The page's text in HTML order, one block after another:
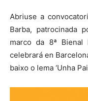
Abriuse a
Barba, patrocinada
marco da 8ª Bienal
celebrará en
baixo o lema ‘Unha